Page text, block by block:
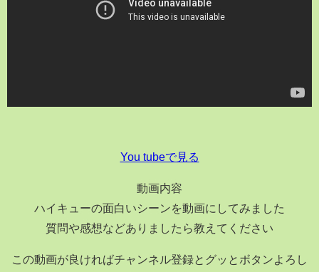
You tubeで見る
動画内容
ハイキューの面白いシーンを動画にしてみました
質問や感想などありましたら教えてください
この動画が良ければチャンネル登録とグッとボタンよろし